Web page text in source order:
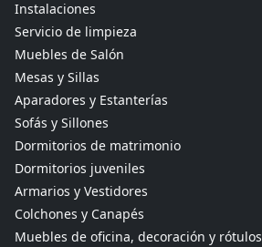
Instalaciones
Servicio de limpieza
Muebles de Salón
Mesas y Sillas
Aparadores y Estanterías
Sofás y Sillones
Dormitorios de matrimonio
Dormitorios juveniles
Armarios y Vestidores
Colchones y Canapés
Muebles de oficina, decoración y rótulos